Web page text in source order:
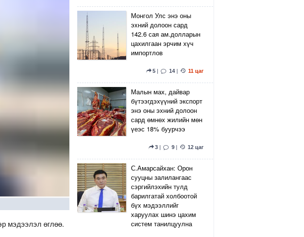
мэдээлэл өглөө.
Монгол Улс энэ оны
эхний долоон сард
142.6 сая ам.долларын
цахилгаан эрчим хүч
импортлов
5 | 14 | 11 цаг
Малын мах, дайвар
бүтээгдэхүүний экспорт
энэ оны эхний долоон
сард өмнөх жилийн мөн
үеэс 18% буурчээ
3 | 9 | 12 цаг
С.Амарсайхан: Орон
сууцны залилангаас
сэргийлэхийн тулд
барилгатай холбоотой
бүх мэдээллийг
харуулах шинэ цахим
систем танилцуулна